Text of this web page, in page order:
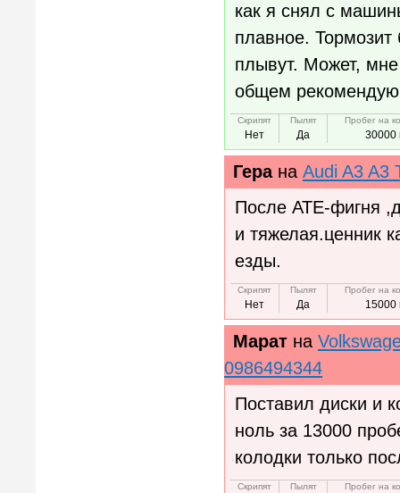
как я снял с
плавное. Тормозит
плывут. Может,
общем
Скрипят
Нет
Пылят
Да
Пробег на
30000
Герана Audi A3 A3
После ATE-фигня
и тяжелая.ценник
езды.
Скрипят
Нет
Пылят
Да
Пробег на
15000
Марат на
0986494344
Поставил диски и
ноль за 13000
колодки только
Скрипят Пылят Пробег на